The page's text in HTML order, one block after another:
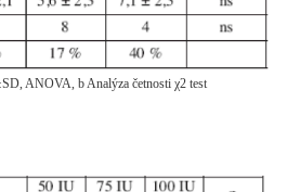
ANOVA, b Analýza četnosti χ2 test